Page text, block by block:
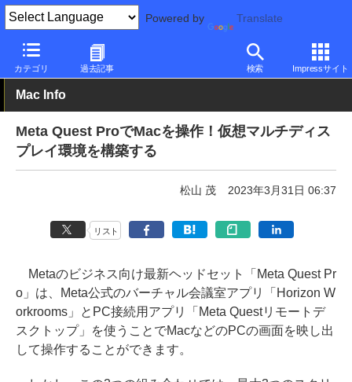
Powered by Translate
カテゴリ 過去記事 検索 Impressサイト
PC Watch パソコン/タブレット/スマートフォン モバイルノート
Mac Info
Meta Quest ProでMacを操作！仮想マルチディス
プレイ環境を構築する
松山 茂 2023年3月31日 06:37
リスト
Metaのビジネス向け最新ヘッドセット「Meta Quest Pr
o」は、Meta公式のバーチャル会議室アプリ「Horizon W
orkrooms」とPC接続用アプリ「Meta Questリモートデ
スクトップ」を使うことでMacなどのPCの画面を映し出
して操作することができます。